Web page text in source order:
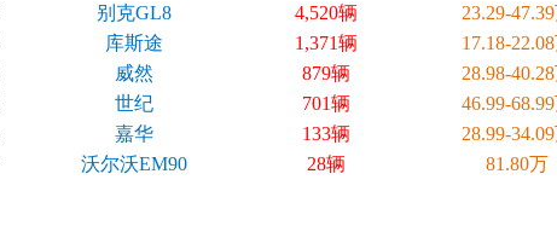
别克GL8 4,520辆
23.29-
库斯途 1,371辆
17.18-
威然 879辆
28.98-
世纪 701辆
46.99-
嘉华 133辆
28.99-
沃尔沃EM90 28辆 81.80万